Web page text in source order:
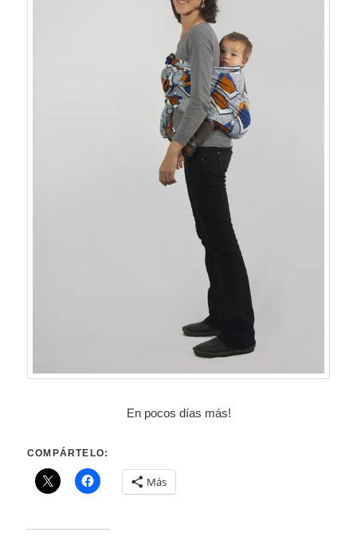
En pocos días más!
COMPÁRTELO:
Más